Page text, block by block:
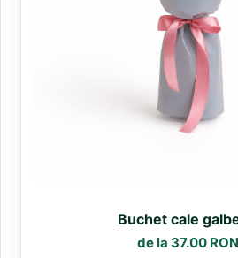
Buchet cale
de la 37.00 RON